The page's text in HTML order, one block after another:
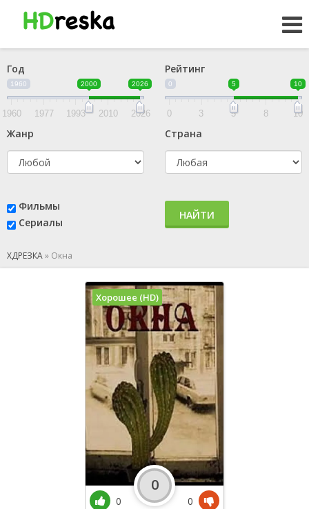
Год
1960 2000 2026
1960 1977 1993 2010 2026
Рейтинг
0 5 10
0 3 5 8 10
Жанр Страна
Фильмы
Сериалы
НАЙТИ
ХДРЕЗКА» Окна
Хорошее (HD)
0
0
0